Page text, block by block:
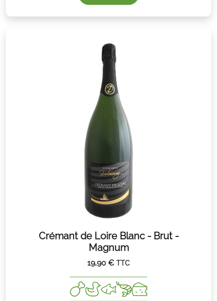
Crémant de Loire Blanc - Brut -
Magnum
19,90 € TTC